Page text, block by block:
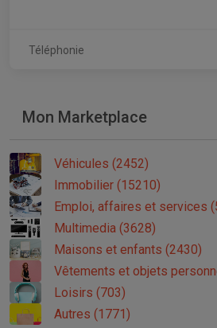
Téléphonie
Mon Marketplace
Véhicules (2452)
Immobilier (15210)
Emploi, affaires et services
Multimedia (3628)
Maisons et enfants (2430)
Vêtements et objets
Loisirs (703)
Autres (1771)